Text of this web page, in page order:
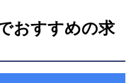
おすすめの求